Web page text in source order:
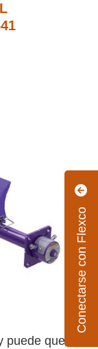
Conectarse con Flexco
que no